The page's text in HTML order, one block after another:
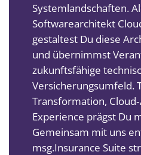
Systemlandschaften.
Softwarearchitekt
gestaltest Du diese
und übernimmst
zukunftsfähige
Versicherungsumfeld.
Transformation,
Experience prägst Du
Gemeinsam mit uns
msg.Insurance Suite